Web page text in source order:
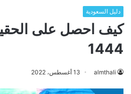
دليل السعودية
كيف احصل على
1444
almthali 13 أغسطس، 2022